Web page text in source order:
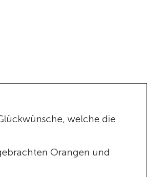
welche die
Orangen und